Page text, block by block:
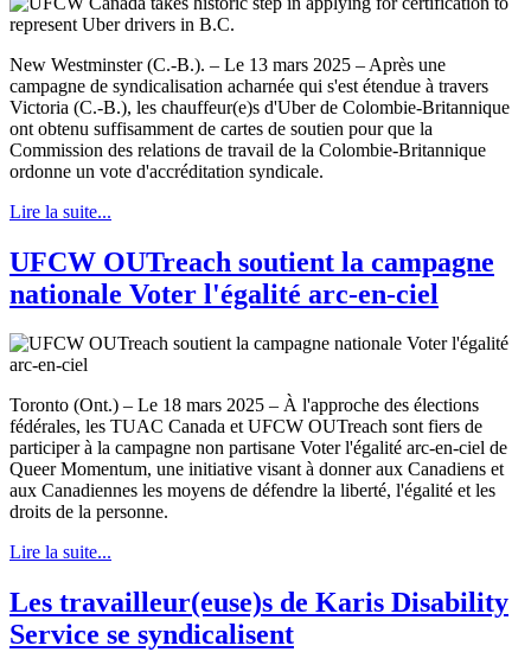
New Westminster (C.-B.). – Le 13 mars 2025 – Après une
campagne de syndicalisation acharnée qui s'est étendue à travers
Victoria (C.-B.), les chauffeur(e)s d'Uber de Colombie-Britannique
ont obtenu suffisamment de cartes de soutien pour que la
Commission des relations de travail de la Colombie-Britannique
ordonne un vote d'accréditation syndicale.
Lire la suite...
UFCW OUTreach soutient la campagne
nationale Voter l'égalité arc-en-ciel
Toronto (Ont.) – Le 18 mars 2025 – À l'approche des élections
fédérales, les TUAC Canada et UFCW OUTreach sont fiers de
participer à la campagne non partisane Voter l'égalité arc-en-ciel de
Queer Momentum, une initiative visant à donner aux Canadiens et
aux Canadiennes les moyens de défendre la liberté, l'égalité et les
droits de la personne.
Lire la suite...
Les travailleur(euse)s de Karis Disability
Service se syndicalisent